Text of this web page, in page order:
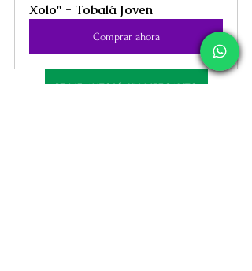
Xolo" - Tobalá Joven
Comprar ahora
SE ME ANTOJÓ UN MEZCALITO